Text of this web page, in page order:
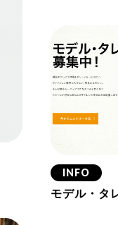
INFO
モデル・タ